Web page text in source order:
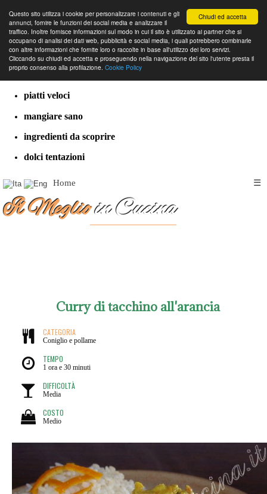
Chiudi ed accetta
Questo sito utilizza i cookie per personalizzare i contenuti e gli
annunci, fornire le funzioni dei social media e analizzare il
traffico. Inoltre fornisce informazioni sul modo in cui il sito è utilizzato ai partner che si
occupano di analisi dei dati web, pubblicità e social media, i quali potrebbero combinarle
con altre informazioni che fornite loro o raccolte in base all'utilizzo dei loro servizi.
Cliccando su chiudi ed accetta e proseguendo nella navigazione del sito l'utente presta il
proprio consenso alla profilazione. Cookie Policy
cucina dal mondo
ricette classiche
piatti veloci
mangiare sano
ingredienti da scoprire
dolci tentazioni
Home ☰
Il Meglioin Cucina
Curry di tacchino all'arancia
CATEGORIA
Coniglio e pollame
TEMPO
1 ora e 30 minuti
DIFFICOLTÀ
Media
COSTO
Medio